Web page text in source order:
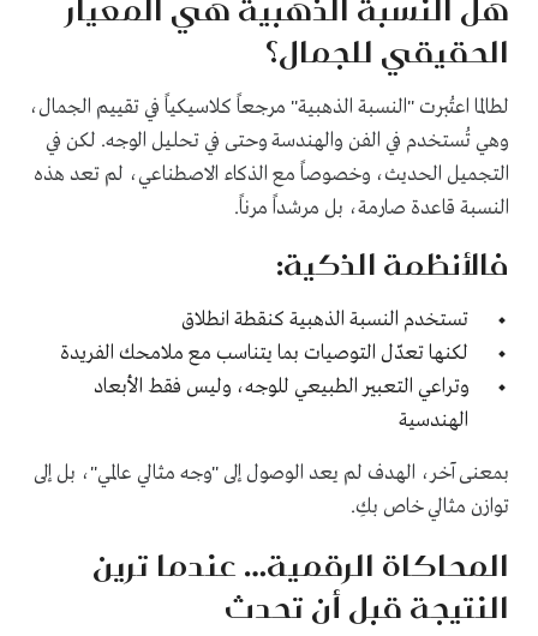
الحقيقي للجمال؟
لطالما اعتُبرت "النسبة الذهبية" مرجعاً كلاسيكياً في تقييم الجمال،
وهي تُستخدم في الفن والهندسة وحتى في تحليل الوجه. لكن في
التجميل الحديث، وخصوصاً مع الذكاء الاصطناعي، لم تعد هذه
النسبة قاعدة صارمة، بل مرشداً مرناً.
فالأنظمة الذكية:
تستخدم النسبة الذهبية كنقطة انطلاق
لكنها تعدّل التوصيات بما يتناسب مع ملامحك الفريدة
وتراعي التعبير الطبيعي للوجه، وليس فقط الأبعاد
الهندسية
بمعنى آخر، الهدف لم يعد الوصول إلى "وجه مثالي عالمي"، بل إلى
توازن مثالي خاص بكِ.
المحاكاة الرقمية… عندما ترين
النتيجة قبل أن تحدث